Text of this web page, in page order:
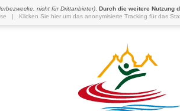
nicht für Drittanbieter). Durch die weitere Nutzung
| Klicken Sie hier um das anonymisierte Tracking für das